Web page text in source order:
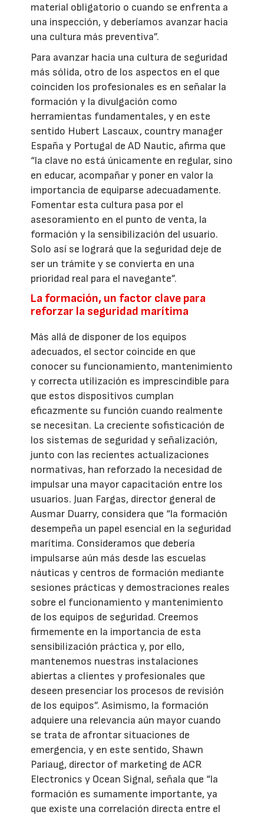
material obligatorio o cuando se enfrenta a
una inspección, y deberíamos avanzar hacia
una cultura más preventiva”.
Para avanzar hacia una cultura de seguridad
más sólida, otro de los aspectos en el que
coinciden los profesionales es en señalar la
formación y la divulgación como
herramientas fundamentales, y en este
sentido Hubert Lascaux, country manager
España y Portugal de AD Nautic, afirma que
“la clave no está únicamente en regular, sino
en educar, acompañar y poner en valor la
importancia de equiparse adecuadamente.
Fomentar esta cultura pasa por el
asesoramiento en el punto de venta, la
formación y la sensibilización del usuario.
Solo así se logrará que la seguridad deje de
ser un trámite y se convierta en una
prioridad real para el navegante”.
La formación, un factor clave para
reforzar la seguridad marítima
Más allá de disponer de los equipos
adecuados, el sector coincide en que
conocer su funcionamiento, mantenimiento
y correcta utilización es imprescindible para
que estos dispositivos cumplan
eficazmente su función cuando realmente
se necesitan. La creciente sofisticación de
los sistemas de seguridad y señalización,
junto con las recientes actualizaciones
normativas, han reforzado la necesidad de
impulsar una mayor capacitación entre los
usuarios. Juan Fargas, director general de
Ausmar Duarry, considera que “la formación
desempeña un papel esencial en la seguridad
marítima. Consideramos que debería
impulsarse aún más desde las escuelas
náuticas y centros de formación mediante
sesiones prácticas y demostraciones reales
sobre el funcionamiento y mantenimiento
de los equipos de seguridad. Creemos
firmemente en la importancia de esta
sensibilización práctica y, por ello,
mantenemos nuestras instalaciones
abiertas a clientes y profesionales que
deseen presenciar los procesos de revisión
de los equipos”. Asimismo, la formación
adquiere una relevancia aún mayor cuando
se trata de afrontar situaciones de
emergencia, y en este sentido, Shawn
Pariaug, director of marketing de ACR
Electronics y Ocean Signal, señala que “la
formación es sumamente importante, ya
que existe una correlación directa entre el